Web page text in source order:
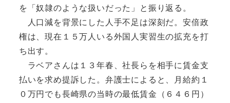
を「奴隷のような扱いだった」と振り返る。
人口減を背景にした人手不足は深刻だ。安倍政
権は、現在１５万人いる外国人実習生の拡充を打
ち出す。
ラベアさんは１３年春、社長らを相手に賃金支
払いを求め提訴した。弁護士によると、月給約１
０万円でも長崎県の当時の最低賃金（６４６円）